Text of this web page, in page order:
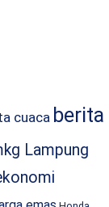
cuaca berita
Lampung